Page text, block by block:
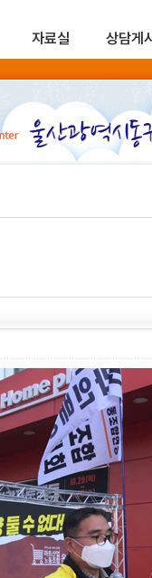
자료실 상담게